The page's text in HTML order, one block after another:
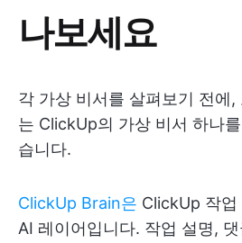
나보세요
각 가상 비서를 살펴보기 전에
는 ClickUp의 가상 비서 하나
습니다.
ClickUp Brain은 ClickUp 작업
AI 레이어입니다. 작업 설명,